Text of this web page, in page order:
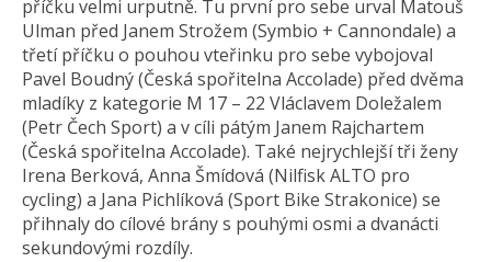
příčku velmi urputně. Tu první pro sebe urval Matouš
Ulman před Janem Strožem (Symbio + Cannondale) a
třetí příčku o pouhou vteřinku pro sebe vybojoval
Pavel Boudný (Česká spořitelna Accolade) před dvěma
mladíky z kategorie M 17 – 22 Vláclavem Doležalem
(Petr Čech Sport) a v cíli pátým Janem Rajchartem
(Česká spořitelna Accolade). Také nejrychlejší tři ženy
Irena Berková, Anna Šmídová (Nilfisk ALTO pro
cycling) a Jana Pichlíková (Sport Bike Strakonice) se
přihnaly do cílové brány s pouhými osmi a dvanácti
sekundovými rozdíly.